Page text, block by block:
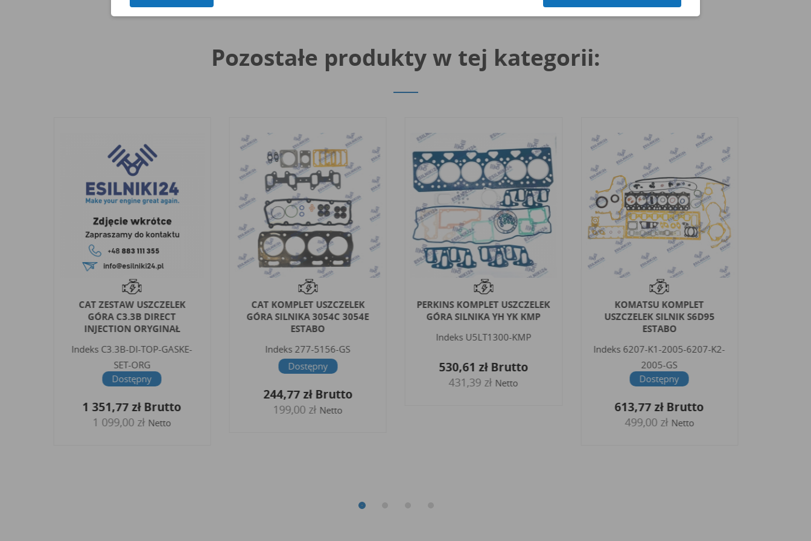
Pozostałe produkty w tej kategorii:
CAT ZESTAW USZCZELEK
GÓRA C3.3B DIRECT
INJECTION ORYGINAŁ
Indeks C3.3B-DI-TOP-GASKE-
SET-ORG
Dostępny
1 351,77 złBrutto
1 099,00 zł Netto
CAT KOMPLET USZCZELEK
GÓRA SILNIKA 3054C 3054E
ESTABO
Indeks 277-5156-GS
Dostępny
244,77 złBrutto
199,00 zł Netto
PERKINS KOMPLET USZCZELEK
GÓRA SILNIKA YH YK KMP
Indeks U5LT1300-KMP
530,61 złBrutto
431,39 zł Netto
KOMATSU KOMPLET
USZCZELEK SILNIK S6D95
ESTABO
Indeks 6207-K1-2005-6207-K2-
2005-GS
Dostępny
613,77 złBrutto
499,00 zł Netto